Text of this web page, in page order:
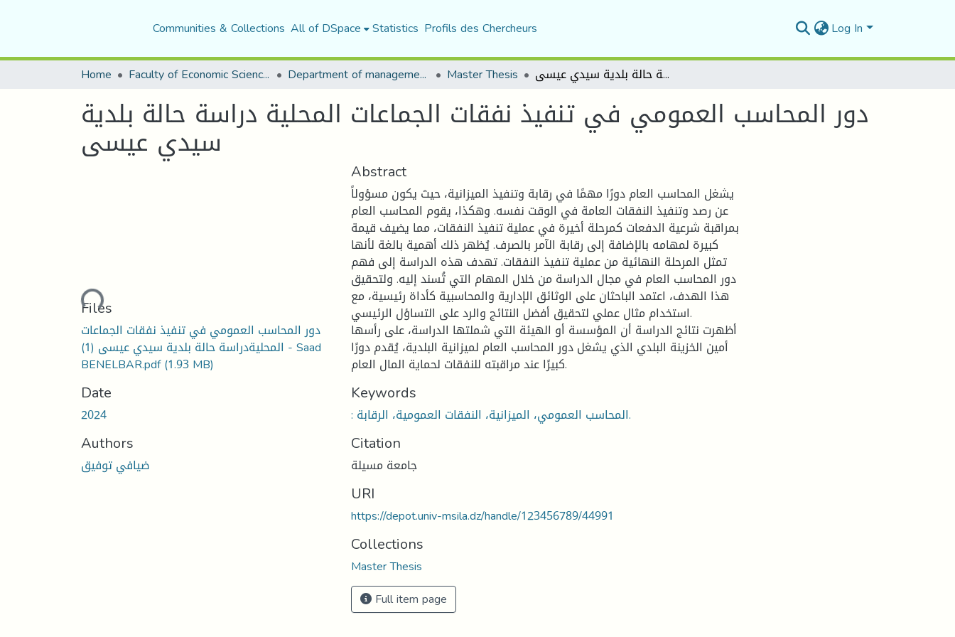
Communities & Collections All of DSpace Statistics Profils des Chercheurs Log In
Home Faculty of Economic Sciences, Commerce and Management Sciences Department of management sciences Master Thesis دور المحاسب العمومي في تنفيذ نفقات الجماعات المحلية دراسة حالة بلدية سيدي عيسى
دور المحاسب العمومي في تنفيذ نفقات الجماعات المحلية دراسة حالة بلدية
سيدي عيسى
Loading...
Files
دور المحاسب العمومي في تنفيذ نفقات الجماعات
المحليةدراسة حالة بلدية سيدي عيسى (1) - Saad
BENELBAR.pdf(1.93 MB)
Date
2024
Authors
ضيافي توفيق
Abstract
يشغل المحاسب العام دورًا مهمًا في رقابة وتنفيذ الميزانية، حيث يكون مسؤولاً
عن رصد وتنفيذ النفقات العامة في الوقت نفسه. وهكذا، يقوم المحاسب العام
بمراقبة شرعية الدفعات كمرحلة أخيرة في عملية تنفيذ النفقات، مما يضيف قيمة
كبيرة لمهامه بالإضافة إلى رقابة الآمر بالصرف. يُظهر ذلك أهمية بالغة لأنها
تمثل المرحلة النهائية من عملية تنفيذ النفقات. تهدف هذه الدراسة إلى فهم
دور المحاسب العام في مجال الدراسة من خلال المهام التي تُسند إليه. ولتحقيق
هذا الهدف، اعتمد الباحثان على الوثائق الإدارية والمحاسبية كأداة رئيسية، مع
استخدام مثال عملي لتحقيق أفضل النتائج والرد على التساؤل الرئيسي.
أظهرت نتائج الدراسة أن المؤسسة أو الهيئة التي شملتها الدراسة، على رأسها
أمين الخزينة البلدي الذي يشغل دور المحاسب العام لميزانية البلدية، يُقدم دورًا
كبيرًا عند مراقبته للنفقات لحماية المال العام.
Keywords
: المحاسب العمومي، الميزانية، النفقات العمومية، الرقابة.
Citation
جامعة مسيلة
URI
https://depot.univ-msila.dz/handle/123456789/44991
Collections
Master Thesis
Full item page